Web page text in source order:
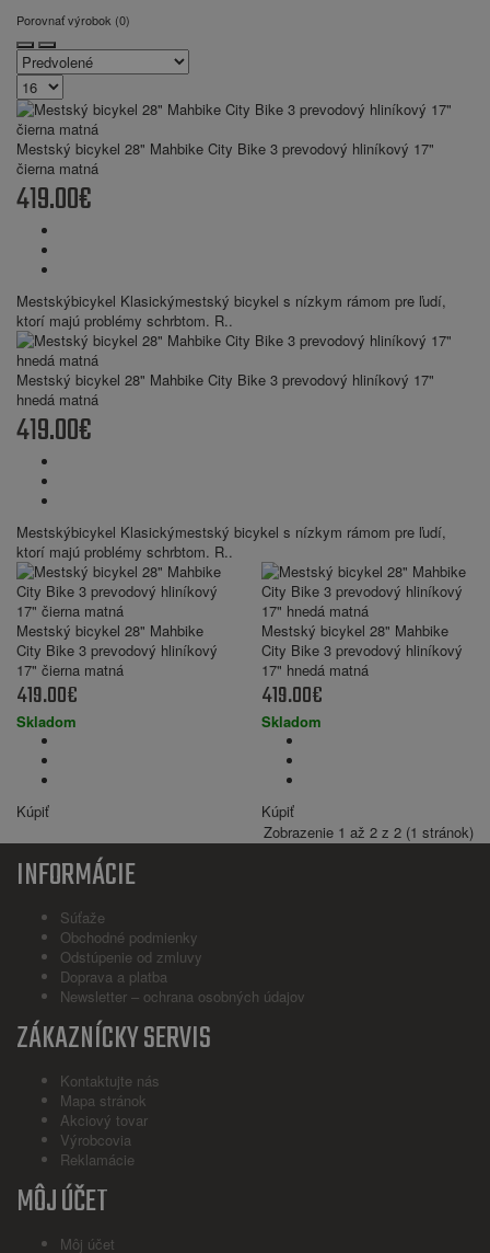
Porovnať výrobok (0)
Mestský bicykel 28" Mahbike City Bike 3 prevodový hliníkový 17"
čierna matná
419.00€
Mestskýbicykel Klasickýmestský bicykel s nízkym rámom pre ľudí,
ktorí majú problémy schrbtom. R..
Mestský bicykel 28" Mahbike City Bike 3 prevodový hliníkový 17"
hnedá matná
419.00€
Mestskýbicykel Klasickýmestský bicykel s nízkym rámom pre ľudí,
ktorí majú problémy schrbtom. R..
Mestský bicykel 28" Mahbike
City Bike 3 prevodový hliníkový
17" čierna matná
419.00€
Skladom
Kúpiť
Mestský bicykel 28" Mahbike
City Bike 3 prevodový hliníkový
17" hnedá matná
419.00€
Skladom
Kúpiť
Zobrazenie 1 až 2 z 2 (1 stránok)
INFORMÁCIE
Súťaže
Obchodné podmienky
Odstúpenie od zmluvy
Doprava a platba
Newsletter – ochrana osobných údajov
ZÁKAZNÍCKY SERVIS
Kontaktujte nás
Mapa stránok
Akciový tovar
Výrobcovia
Reklamácie
MÔJ ÚČET
Môj účet